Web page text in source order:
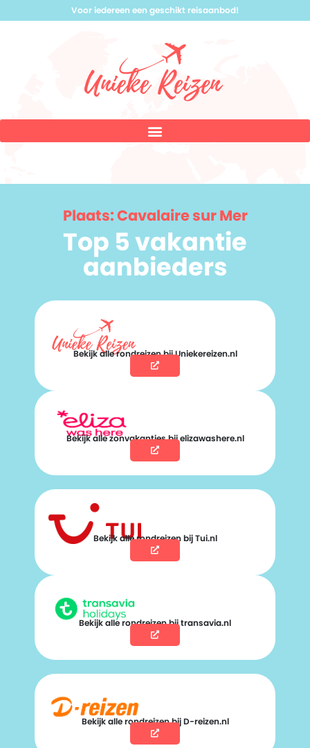
Voor iedereen een geschikt reisaanbod!
Plaats: Cavalaire sur Mer
Top 5 vakantie
aanbieders
Bekijk alle rondreizen bij Uniekereizen.nl
Bekijk alle zonvakanties bij elizawashere.nl
Bekijk alle rondreizen bij Tui.nl
Bekijk alle rondreizen bij transavia.nl
Bekijk alle rondreizen bij D-reizen.nl